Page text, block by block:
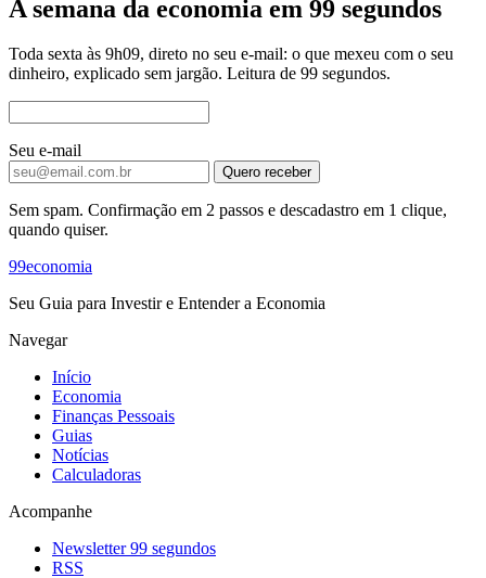
A semana da economia em 99 segundos
Toda sexta às 9h09, direto no seu e-mail: o que mexeu com o seu
dinheiro, explicado sem jargão. Leitura de 99 segundos.
Seu e-mail
Quero receber
Sem spam. Confirmação em 2 passos e descadastro em 1 clique,
quando quiser.
99economia
Seu Guia para Investir e Entender a Economia
Navegar
Início
Economia
Finanças Pessoais
Guias
Notícias
Calculadoras
Acompanhe
Newsletter 99 segundos
RSS